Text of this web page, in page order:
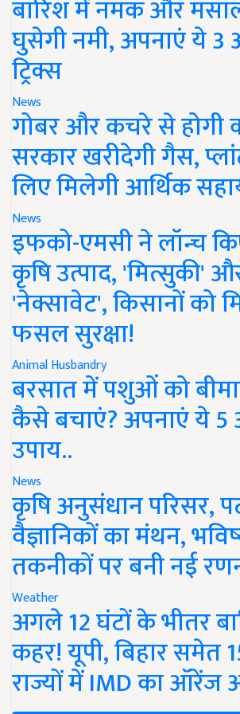
बारिश में नमक और
घुसेगी नमी, अपनाएं ये
ट्रिक्स
News
गोबर और कचरे से होगी
सरकार खरीदेगी गैस,
लिए मिलेगी आर्थिक
News
इफको-एमसी ने लॉन्च
कृषि उत्पाद, 'मित्सुकी'
'नेक्सावेट', किसानों को
फसल सुरक्षा!
Animal Husbandry
बरसात में पशुओं को
कैसे बचाएं? अपनाएं ये
उपाय..
News
कृषि अनुसंधान परिसर,
वैज्ञानिकों का मंथन,
तकनीकों पर बनी नई
Weather
अगले 12 घंटों के भीतर
कहर! यूपी, बिहार समेत
राज्यों में IMD का ऑरेंज